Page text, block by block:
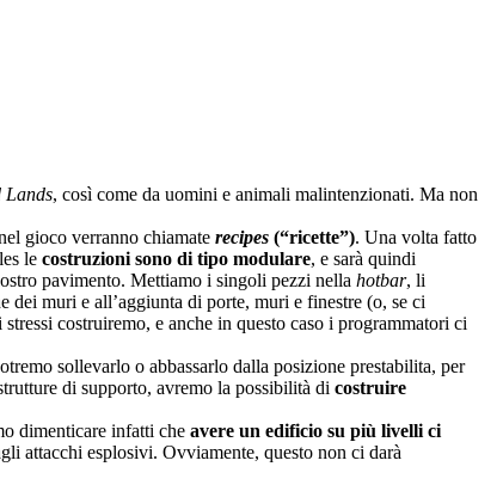
Lands, così come da uomini e animali malintenzionati. Ma non
gioco verranno chiamate recipes (“ricette”). Una volta fatto
le costruzioni sono di tipo modulare, e sarà quindi
pavimento. Mettiamo i singoli pezzi nella hotbar, li
muri e all’aggiunta di porte, muri e finestre (o, se ci
costruiremo, e anche in questo caso i programmatori ci
sollevarlo o abbassarlo dalla posizione prestabilita, per
di supporto, avremo la possibilità di costruire
dimenticare infatti che avere un edificio su più livelli ci
attacchi esplosivi. Ovviamente, questo non ci darà